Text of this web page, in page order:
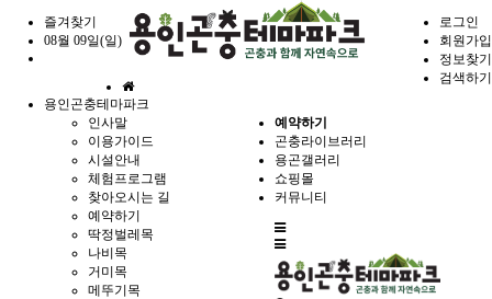
즐겨찾기
08월 09일(일)
로그인
회원가입
정보찾기
검색하기
홈
으
용인곤충테마파크
인사말
이용가이드
시설안내
체험프로그램
찾아오시는 길
예약하기
예약하기
곤충라이브러리
딱정벌레목
나비목
거미목
메뚜기목
용곤갤러리
쇼핑몰
커뮤니티
전
체
메
뉴